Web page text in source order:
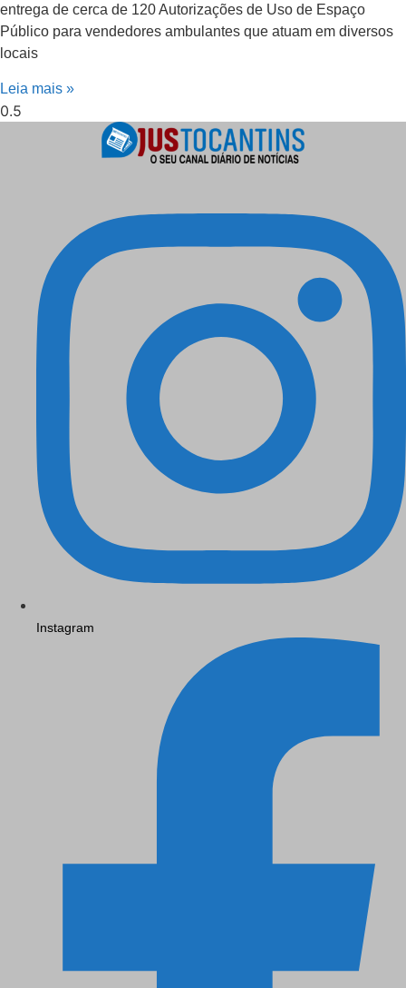
entrega de cerca de 120 Autorizações de Uso de Espaço
Público para vendedores ambulantes que atuam em diversos
locais
Leia mais »
Instagram